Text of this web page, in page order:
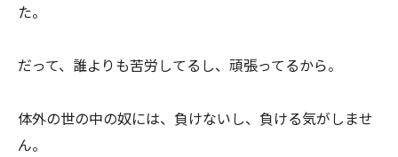
た。
だって、誰よりも苦労してるし、頑張ってるから。
体外の世の中の奴には、負けないし、負ける気がしませ
ん。